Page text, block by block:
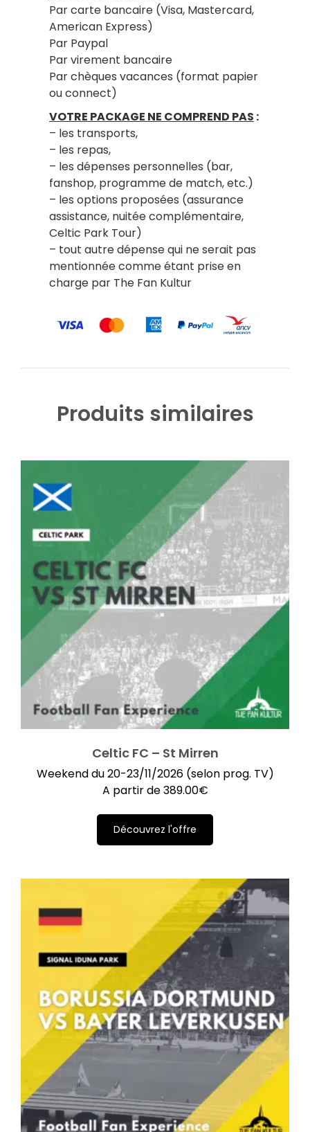
Par carte bancaire (Visa, Mastercard,
American Express)
Par Paypal
Par virement bancaire
Par chèques vacances (format papier
ou connect)
VOTRE PACKAGE NE COMPREND PAS :
– les transports,
– les repas,
– les dépenses personnelles (bar,
fanshop, programme de match, etc.)
– les options proposées (assurance
assistance, nuitée complémentaire,
Celtic Park Tour)
– tout autre dépense qui ne serait pas
mentionnée comme étant prise en
charge par The Fan Kultur
Produits similaires
Celtic FC – St Mirren
Weekend du 20-23/11/2026 (selon prog. TV)
A partir de389.00€
Découvrez l'offre